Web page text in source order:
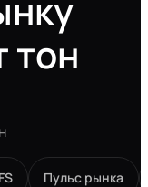
тон
Пульс рынка